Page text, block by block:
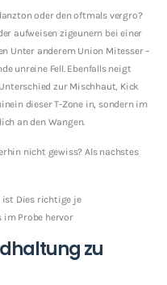
oder den oftmals vergro?
aufweisen zigeunern bei einer
Unter anderem Union Mitesser –
unreine Fell. Ebenfalls neigt
zur Mischhaut, Kick
dieser T-Zone in, sondern im
an den Wangen.
nicht gewiss? Als nachstes
ist Dies richtige je
im Probe hervor
zu